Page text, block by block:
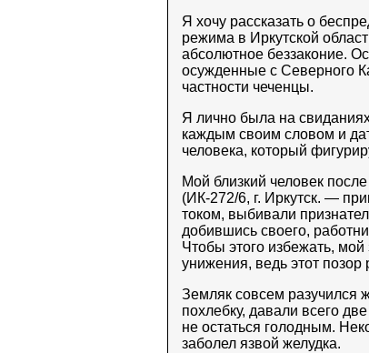
Я хочу рассказать о
режима в Иркутской
абсолютное беззаконие.
осужденные с Северного
частности чеченцы.
Я лично была на
каждым своим словом и
человека, который
Мой близкий человек
(ИК-272/6, г. Иркутск. —
током, выбивали
добившись своего,
Чтобы этого избежать,
унижения, ведь этот позор
Земляк совсем разучился
похлебку, давали всего
не остаться голодным.
заболел язвой желудка.